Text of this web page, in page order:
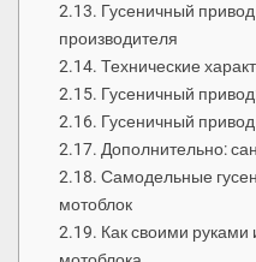
Гусеничный
производителя
Технические
Гусеничный
Гусеничный
Дополнительно:
Самодельные
мотоблок
Как своими руками